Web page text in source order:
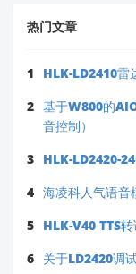
热门文章
1
HLK-LD2410雷
2 基于W800的
音控制）
3 HLK-LD2420-
4 海凌科人气语音
5 HLK-V40 TTS
6 关于LD2420调